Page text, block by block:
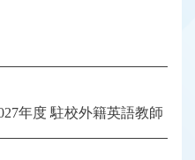
年度 駐校外籍英語教師